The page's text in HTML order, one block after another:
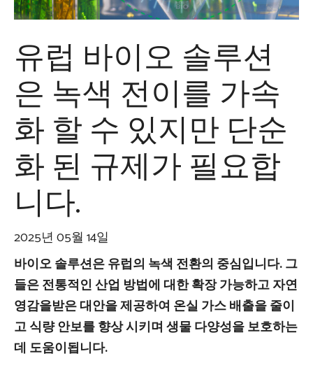
유럽 ​​바이오 솔루션
은 녹색 전이를 가속
화 할 수 있지만 단순
화 된 규제가 필요합
니다.
2025년 05월 14일
바이오 솔루션은 유럽의 녹색 전환의 중심입니다. 그
들은 전통적인 산업 방법에 대한 확장 가능하고 자연
영감을받은 대안을 제공하여 온실 가스 배출을 줄이
고 식량 안보를 향상 시키며 생물 다양성을 보호하는
데 도움이됩니다.